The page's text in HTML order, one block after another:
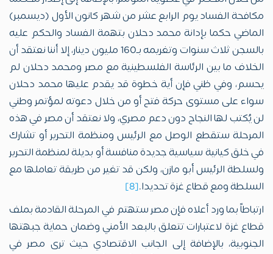
مكافحة الفساد يوم الرابع عشر من شهر كانون الأول (ديسمبر)
الماضي حكما بإدانة محمد دحلان بتهمة الفساد والحكم عليه
بالسجن ثلاث سنوات وتغريمه بـ160 مليون دينار، إلا أننا نعتقد أن
الخلاف ما بين الرئاسة الفلسطينية مع مصر ومحمد دحلان لم
يحسم، وفي ظني فإن أية خطوة قد يقدم عليها محمد دحلان
سواء على مستوى حركة فتح أو من خلال دعوته لمؤتمر وطني
لن يُكتب لها النجاح دون دعم مصري، ولا نعتقد أن مصر في هذه
المرحلة ستقطع الوصل مع الرئيس ومنظمة التحرير أو تشارك
في خلق كيانية سياسية جديدة منافسة أو بديلة لمنظمة التحرير
ولسلطة الرئيس أبو مازن، ولكن قد تغير من طريقة تعاملها مع
السلطة ومع قطاع غزة تحديدا.[8]
ارتباطاً بما ورد أعلاه فإن مصر ستهتم في المرحلة القادمة بملف
قطاع غزة لاعتبارات تتعلق بالبعد الأمني وضمان حماية جبهتها
الجنوبية، بالإضافة إلى الجانب الاقتصادي حيث ترى مصر في